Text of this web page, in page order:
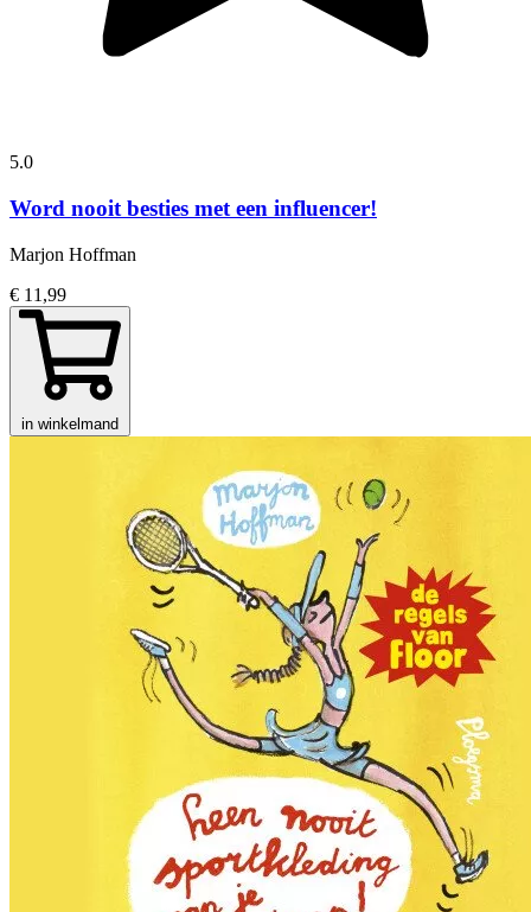
5.0
Word nooit besties met een influencer!
Marjon Hoffman
€ 11,99
in winkelmand